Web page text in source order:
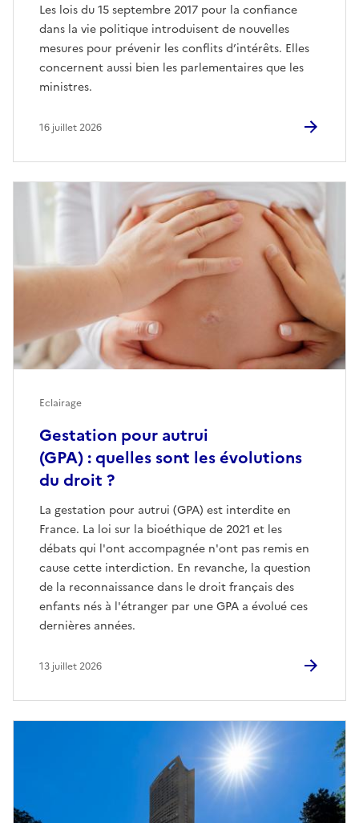
Les lois du 15 septembre 2017 pour la confiance
dans la vie politique introduisent de nouvelles
mesures pour prévenir les conflits d’intérêts. Elles
concernent aussi bien les parlementaires que les
ministres.
16 juillet 2026
Gestation pour autrui
(GPA) : quelles sont les évolutions
du droit ?
La gestation pour autrui (GPA) est interdite en
France. La loi sur la bioéthique de 2021 et les
débats qui l'ont accompagnée n'ont pas remis en
cause cette interdiction. En revanche, la question
de la reconnaissance dans le droit français des
enfants nés à l'étranger par une GPA a évolué ces
dernières années.
Eclairage
13 juillet 2026